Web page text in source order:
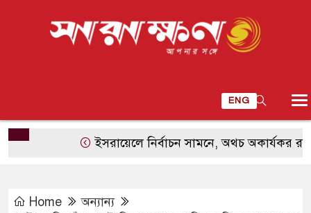
ENG
ইসরায়েলে নির্বাচন সামনে, অথচ অকার্যকর
Home
অন্যান্য